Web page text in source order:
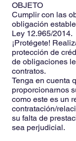
OBJETO
Cumplir con las
obligación
Ley 12.965/2014.
¡Protégete!
protección de
de obligaciones
contratos.
Tenga en cuenta
proporcionarnos
como este es un
contratación/
su falta de
sea perjudicial.